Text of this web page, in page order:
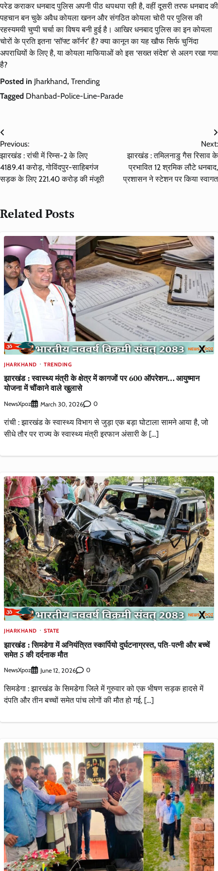
परेड कराकर धनबाद पुलिस अपनी पीठ थपथपा रही है, वहीं दूसरी तरफ धनबाद की
पहचान बन चुके अवैध कोयला खनन और संगठित कोयला चोरी पर पुलिस की
रहस्यमयी चुप्पी चर्चा का विषय बनी हुई है। आखिर धनबाद पुलिस का इन कोयला
चोरों के प्रति इतना ‘सॉफ्ट कॉर्नर’ है? क्या कानून का यह खौफ सिर्फ चुनिंदा
अपराधियों के लिए है, या कोयला माफियाओं को इस ‘सख्त संदेश’ से अलग रखा गया
है?
Posted in Jharkhand, Trending
Tagged Dhanbad-Police-Line-Parade
Post
navigation
Previous:
झारखंड : रांची में रिम्स-2 के लिए
4189.41 करोड़, गोविंदपुर-साहिबगंज
सड़क के लिए 221.40 करोड़ की मंजूरी
Next:
झारखंड : तमिलनाडु गैस रिसाव के
प्रभावित 12 श्रमिक लौटे धनबाद,
प्रशासन ने स्टेशन पर किया स्वागत
Related Posts
JHARKHAND TRENDING
झारखंड : स्वास्थ्य मंत्री के क्षेत्र में कागजों पर 600 ऑपरेशन… आयुष्मान
योजना में चौंकाने वाले खुलासे
NewsXpoz March 30, 2026 0
रांची : झारखंड के स्वास्थ्य विभाग से जुड़ा एक बड़ा घोटाला सामने आया है, जो
सीधे तौर पर राज्य के स्वास्थ्य मंत्री इरफान अंसारी के […]
JHARKHAND STATE
झारखंड : सिमडेगा में अनियंत्रित स्कार्पियो दुर्घटनाग्रस्त, पति-पत्नी और बच्चें
समेत 5 की दर्दनाक मौत
NewsXpoz June 12, 2026 0
सिमडेगा : झारखंड के सिमडेगा जिले में गुरुवार को एक भीषण सड़क हादसे में
दंपति और तीन बच्चों समेत पांच लोगों की मौत हो गई, […]